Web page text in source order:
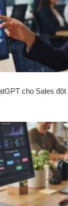
cho Sales đột